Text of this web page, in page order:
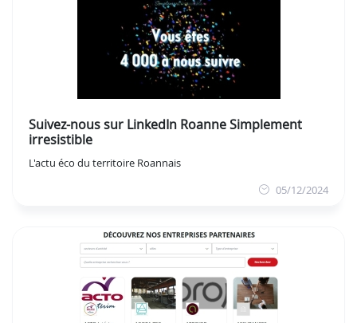
Suivez-nous sur LinkedIn Roanne Simplement
irresistible
L'actu éco du territoire Roannais
05/12/2024